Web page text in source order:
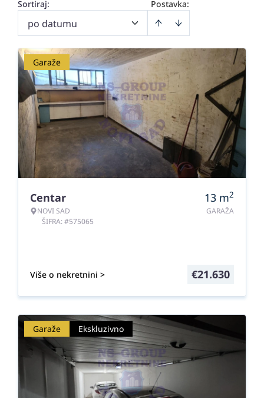
Postavka:
Sortiraj:
po datumu
Garaže
Centar
NOVI SAD
ŠIFRA: #575065
13 m2
GARAŽA
Više o nekretnini > €21.630
Garaže Ekskluzivno